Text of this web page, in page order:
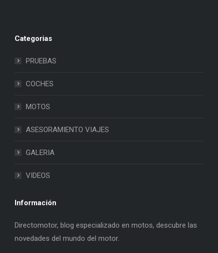
Categorias
PRUEBAS
COCHES
MOTOS
ASESORAMIENTO VIAJES
GALERIA
VIDEOS
Información
Directomotor, blog especializado en motos, descubre las
novedades del mundo del motor.